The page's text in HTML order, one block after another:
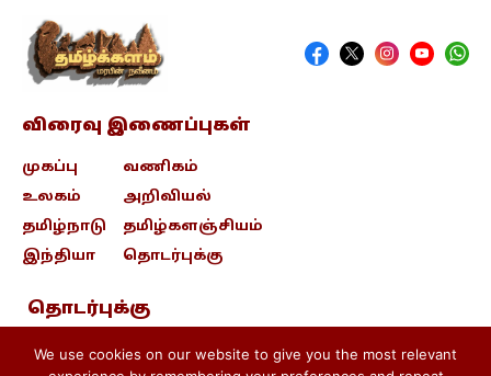
விரைவு இணைப்புகள்
முகப்பு
உலகம்
தமிழ்நாடு
இந்தியா
வணிகம்
அறிவியல்
தமிழ்களஞ்சியம்
தொடர்புக்கு
தொடர்புக்கு
contact@tamizhkalam.com
We use cookies on our website to give you the most relevant